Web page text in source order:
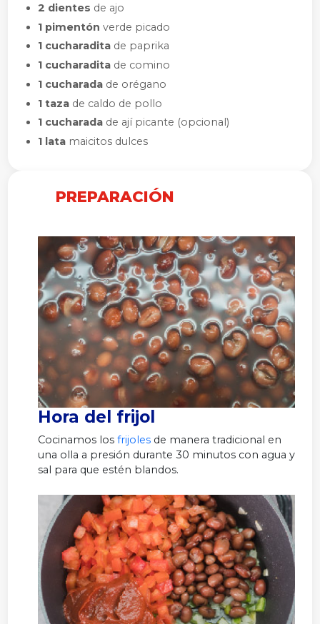
2 dientes de ajo
1 pimentón verde picado
1 cucharadita de paprika
1 cucharaditade comino
1 cucharadade orégano
1 tazade caldo de pollo
1 cucharadade ají picante (opcional)
1 latamaicitos dulces
PREPARACIÓN
Hora del frijol
Cocinamos los frijolesde manera tradicional en
una olla a presión durante 30 minutos con agua y
sal para que estén blandos.